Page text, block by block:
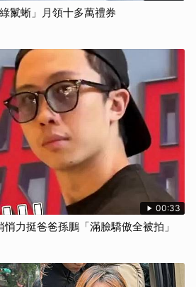
鬣蜥」月領十多萬禮券
00:33
力挺爸爸孫鵬「滿臉驕傲全被拍」